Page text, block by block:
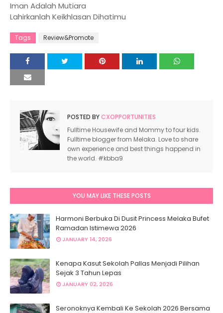
Iman Adalah Mutiara
Lahirkanlah Keikhlasan Dihatimu
Tags Review&Promote
POSTED BYCXOPPORTUNITIES
Fulltime Housewife and Mommy to four kids.
Fulltime blogger from Melaka. Love to share
own experience and best things happend in
the world. #kbba9
YOU MAY LIKE THESE POSTS
Harmoni Berbuka Di Dusit Princess Melaka Bufet
Ramadan Istimewa 2026
JANUARY 14, 2026
Kenapa Kasut Sekolah Pallas Menjadi Pilihan
Sejak 3 Tahun Lepas
JANUARY 02, 2026
Seronoknya Kembali Ke Sekolah 2026 Bersama